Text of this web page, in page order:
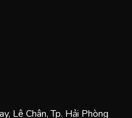
Lê Chân, Tp. Hải Phòng